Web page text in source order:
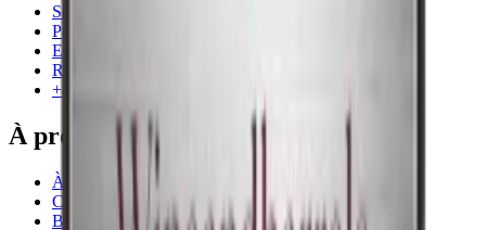
Service
Paiement
Expédition
Retour
+44 3308 081634
À propos de nous
À propos de Wineandbarrels
Contacter des personnes
Black Friday